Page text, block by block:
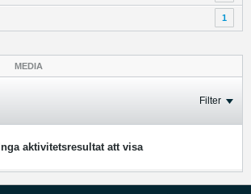
1
MEDIA
Filter
Inga aktivitetsresultat att visa